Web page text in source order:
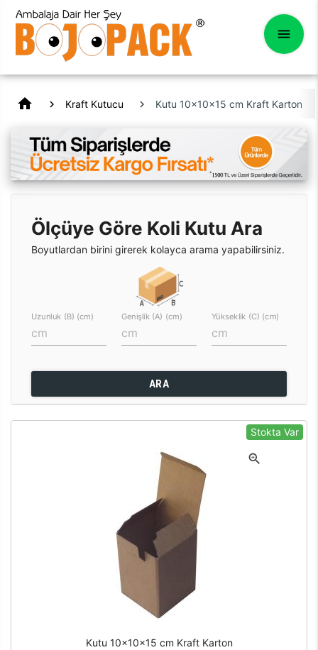
home Kraft Kutucu Kutu 10x10x15 cm Kraft Karton
Ölçüye Göre Koli Kutu Ara
Boyutlardan birini girerek kolayca arama yapabilirsiniz.
Uzunluk (B) (cm) Genişlik (A) (cm) Yükseklik (C) (cm)
ARA
Stokta Var
Kutu 10x10x15 cm Kraft Karton